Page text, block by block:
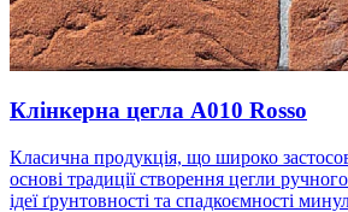
Клінкерна цегла A010 Rosso
Класична продукція, що широко
основі традиції створення цегли
ідеї ґрунтовності та спадкоємності